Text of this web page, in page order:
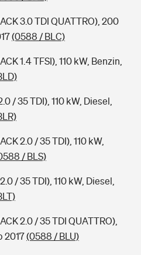
3.0 TDI QUATTRO), 200
(0588 / BLC)
1.4 TFSI), 110 kW, Benzin,
/ 35 TDI), 110 kW, Diesel,
2.0 / 35 TDI), 110 kW,
/ BLS)
/ 35 TDI), 110 kW, Diesel,
2.0 / 35 TDI QUATTRO),
2017(0588 / BLU)